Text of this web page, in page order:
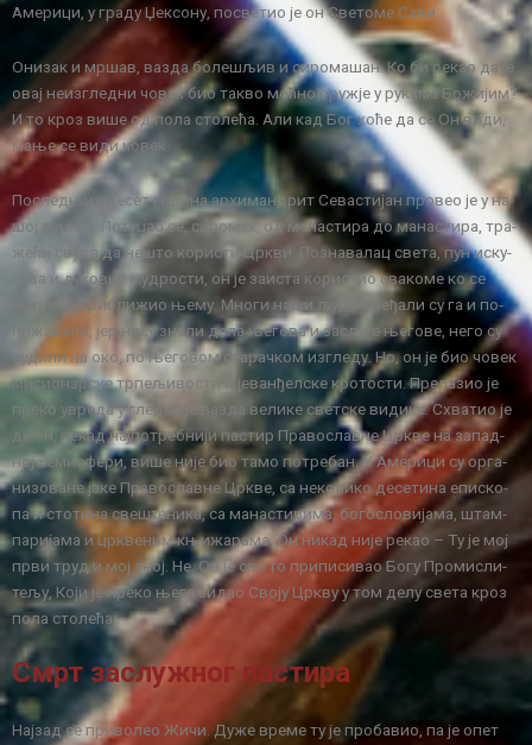
Аме­ри­ци, у гра­ду Џек­со­ну, по­све­тио је он Све­то­ме Са­ви.
Они­зак и мр­шав, ва­зда бо­ле­шљив и си­ро­ма­шан. Ко би ре­као да је
овај не­из­глед­ни чо­век био та­кво моћ­но оруж­је у ру­ка­ма Бо­жи­јим?
И то кроз ви­ше од по­ла сто­ле­ћа. Али кад Бог хо­ће да се Он ви­ди,
ма­ње се ви­ди чо­век.
По­след­њих де­сет го­ди­на ар­хи­ман­дрит Се­ва­сти­јан про­вео је у на­
шој зе­мљи. По­ту­цао се, си­ро­мах, од ма­на­сти­ра до ма­на­сти­ра, тра­
же­ћи сву­да да не­што ко­ри­сти Цр­кви. По­зна­ва­лац све­та, пун ис­ку­
ства и ду­хов­не му­дро­сти, он је за­и­ста ко­ри­стио сва­ко­ме ко се
искре­но при­бли­жио ње­му. Мно­ги на­ши љу­ди вре­ђа­ли су га и по­
ни­жа­ва­ли, јер ни­су зна­ли де­ла ње­го­ва и за­слу­ге ње­го­ве, не­го су
су­ди­ли на око, по ње­го­вом ста­рач­ком из­гле­ду. Но, он је био чо­век
ми­си­о­нар­ске тр­пе­љи­во­сти и је­ван­ђел­ске кро­то­сти. Пре­ла­зио је
пре­ко увре­да у гле­дао је ва­зда ве­ли­ке свет­ске ви­ди­ке. Схва­тио је
да он, не­кад нај­по­треб­ни­ји па­стир Пра­во­слав­не Цр­кве на за­пад­
ној хе­мис­фе­ри, ви­ше ни­је био та­мо по­тре­бан. У Аме­ри­ци су ор­га­
ни­зо­ва­не ја­ке Пра­во­слав­не Цр­кве, са не­ко­ли­ко де­се­ти­на епи­ско­
па и сто­ти­на све­ште­ни­ка, са ма­на­сти­ри­ма, бо­го­сло­ви­ја­ма, штам­
па­ри­ја­ма и цр­кве­ним књи­жа­ра­ма. Он ни­кад ни­је ре­као – Tу је мој
пр­ви труд и мој зној. Не. Он је све то при­пи­си­вао Бо­гу Про­ми­сли­
те­љу, Ко­ји је пре­ко ње­га зи­дао Сво­ју Цр­кву у том де­лу све­та кроз
по­ла сто­ле­ћа.
Смрт за­слу­жног па­сти­ра
Нај­зад се при­во­лео Жи­чи. Ду­же вре­ме ту је про­ба­вио, па је опет